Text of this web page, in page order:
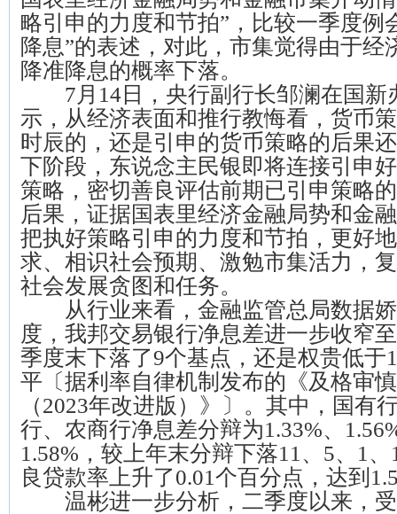
略引申的力度和节拍”，比较一季度例
降息”的表述，对此，市集觉得由于经
降准降息的概率下落。
7月14日，央行副行长邹澜在国新
示，从经济表面和推行教悔看，货币
时辰的，还是引申的货币策略的后果
下阶段，东说念主民银即将连接引申
策略，密切善良评估前期已引申策略
后果，证据国表里经济金融局势和金
把执好策略引申的力度和节拍，更好
求、相识社会预期、激勉市集活力，
社会发展贪图和任务。
从行业来看，金融监管总局数据娇
度，我邦交易银行净息差进一步收窄
季度末下落了9个基点，还是权贵低于
平〔据利率自律机制发布的《及格审
（2023年改进版）》〕。其中，国有
行、农商行净息差分辩为1.33%、
1.58%，较上年末分辩下落11、5、1
良贷款率上升了0.01个百分点，达到
温彬进一步分析，二季度以来，受